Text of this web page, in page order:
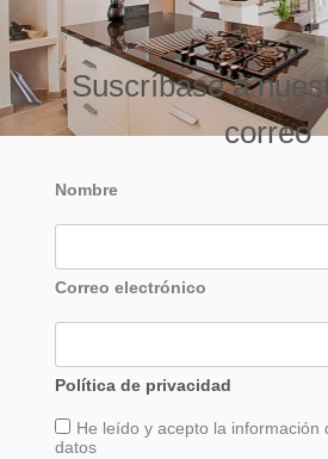
Suscríbase a
correo
Nombre
Correo electrónico
Política de privacidad
He leído y acepto la información
datos